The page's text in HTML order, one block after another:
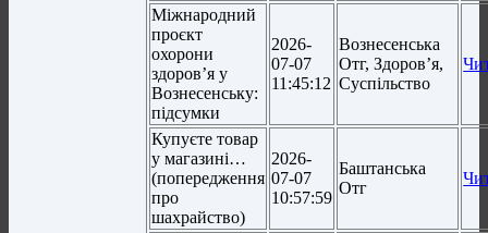
Міжнародний
проєкт
охорони
здоров’я у
Вознесенську:
підсумки
2026-
07-07
11:45:12
Вознесенська
Отг, Здоров’я,
Суспільство
Купуєте товар
у магазині…
(попередження
про
шахрайство)
2026-
07-07
10:57:59
Баштанська
Отг